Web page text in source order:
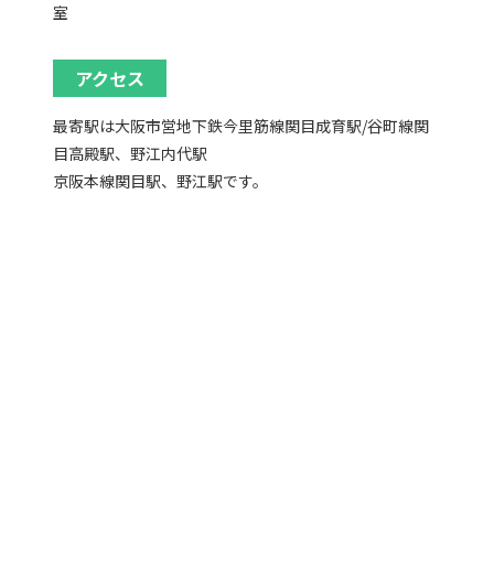
室
アクセス
最寄駅は大阪市営地下鉄今里筋線関目成育駅/谷町線関
目高殿駅、野江内代駅
京阪本線関目駅、野江駅です。